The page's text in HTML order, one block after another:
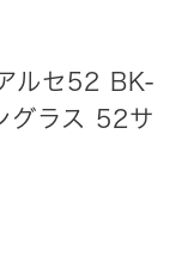
ルセ52 BK-
グラス 52サ